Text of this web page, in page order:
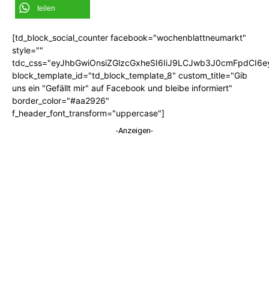
teilen
[td_block_social_counter facebook="wochenblattneumarkt"
style=""
block_template_id="td_block_template_8" custom_title="Gib
uns ein "Gefällt mir" auf Facebook und bleibe informiert"
border_color="#aa2926"
f_header_font_transform="uppercase"]
-Anzeigen-